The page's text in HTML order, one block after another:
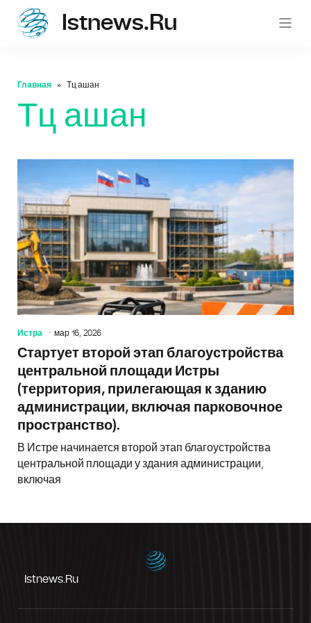
Istnews.ru
Главная Тц ашан
Тц ашан
Истра мар 16, 2026
Стартует второй этап благоустройства
центральной площади Истры
(территория, прилегающая к зданию
администрации, включая парковочное
пространство).
В Истре начинается второй этап благоустройства
центральной площади у здания администрации,
включая
Istnews.ru